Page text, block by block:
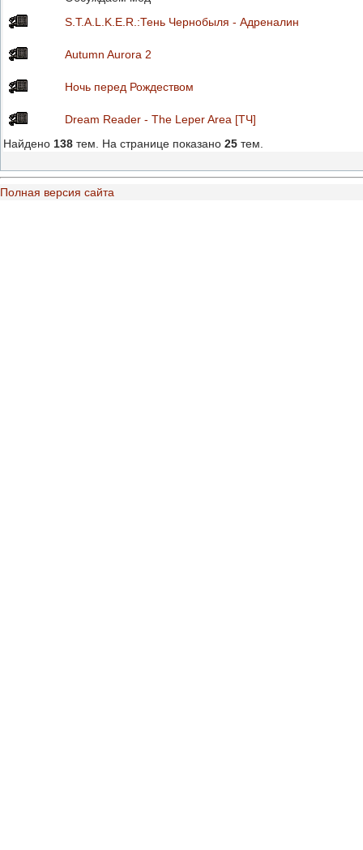
S.T.A.L.K.E.R.:Тень Чернобыля - Адреналин
Autumn Aurora 2
Ночь перед Рождеством
Dream Reader - The Leper Area [ТЧ]
Найдено 138 тем. На странице показано 25 тем.
Полная версия сайта